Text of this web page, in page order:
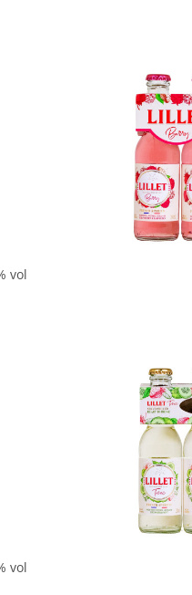
vol
In
vol